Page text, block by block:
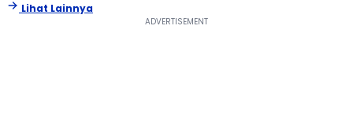
Lihat Lainnya